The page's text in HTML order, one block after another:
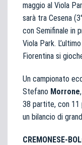
maggio al Viola
sarà tra Cesena
con Semifinale in
Viola Park.
Fiorentina si
Un campionato
Stefano Morrone
38 partite, con
un bilancio di
CREMONESE-